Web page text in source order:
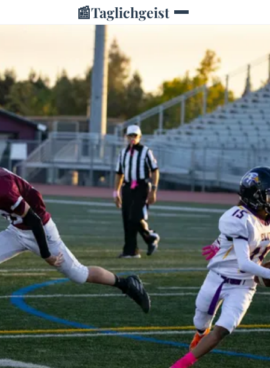
📰Taglichgeist